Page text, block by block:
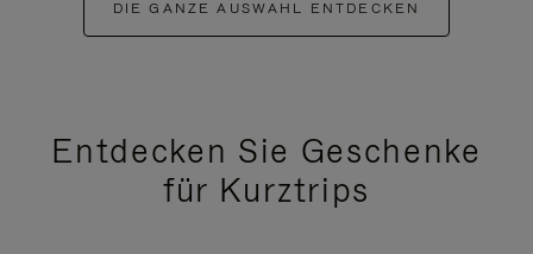
DIE GANZE AUSWAHL ENTDECKEN
Entdecken Sie Geschenke
für Kurztrips